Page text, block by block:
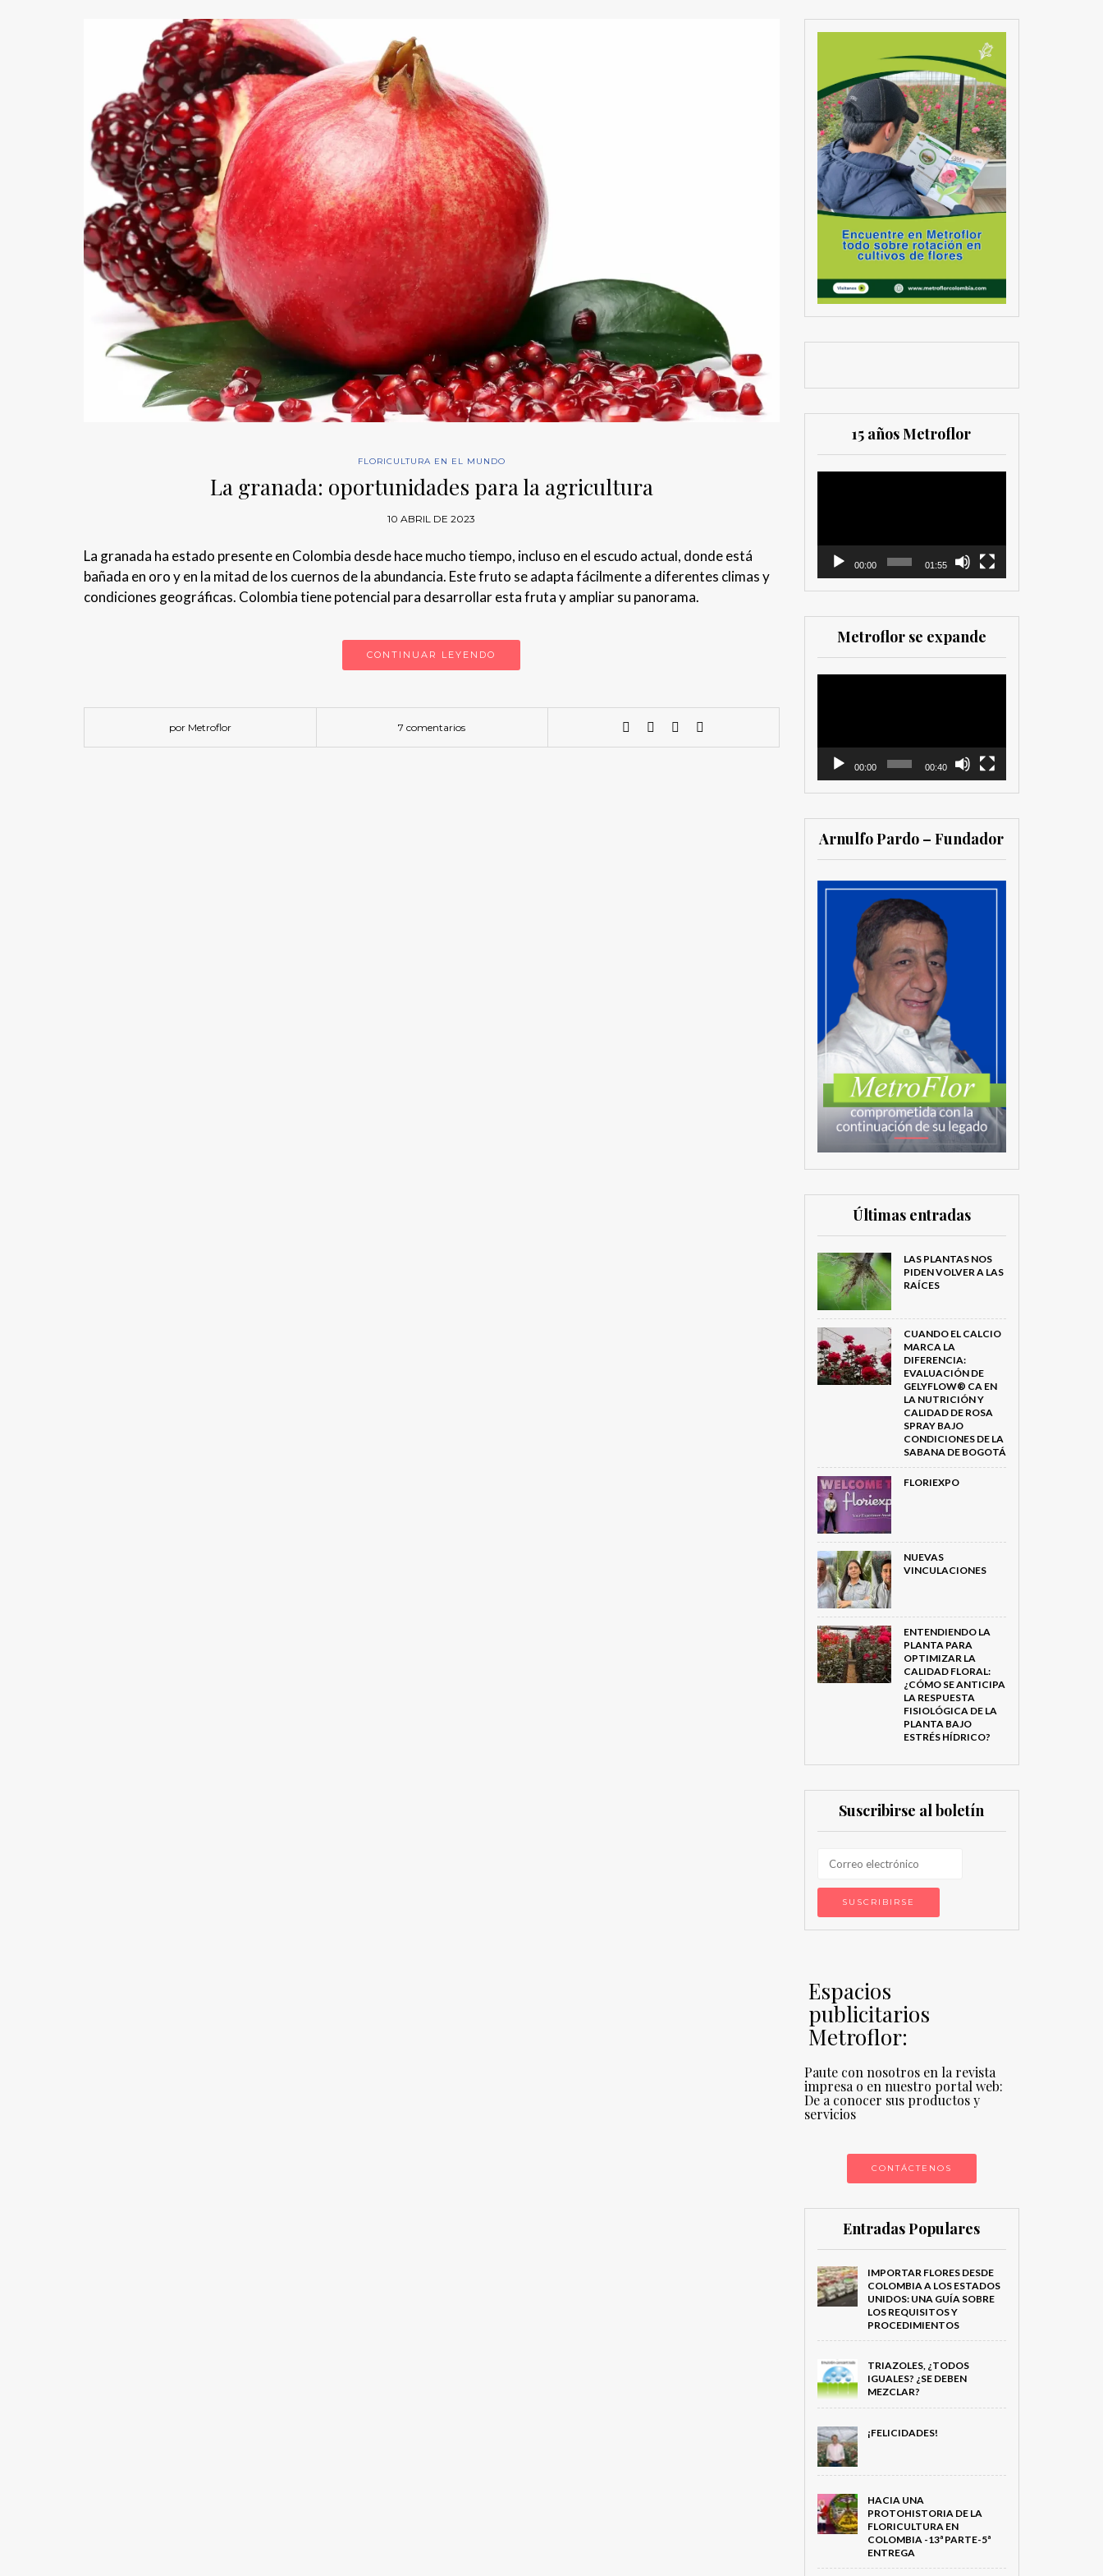
FLORICULTURA EN EL MUNDO
La granada: oportunidades para la agricultura
10 ABRIL DE 2023
La granada ha estado presente en Colombia desde hace mucho tiempo, incluso en el escudo actual, donde está
bañada en oro y en la mitad de los cuernos de la abundancia. Este fruto se adapta fácilmente a diferentes climas y
condiciones geográficas. Colombia tiene potencial para desarrollar esta fruta y ampliar su panorama.
CONTINUAR LEYENDO
por Metroflor 7 comentarios
15 años Metroflor
00:00 01:55
Metroflor se expande
00:00 00:40
Arnulfo Pardo – Fundador
Últimas entradas
LAS PLANTAS NOS
PIDEN VOLVER A LAS
RAÍCES
CUANDO EL CALCIO
MARCA LA
DIFERENCIA:
EVALUACIÓN DE
GELYFLOW® CA EN
LA NUTRICIÓN Y
CALIDAD DE ROSA
SPRAY BAJO
CONDICIONES DE LA
SABANA DE BOGOTÁ
FLORIEXPO
NUEVAS
VINCULACIONES
ENTENDIENDO LA
PLANTA PARA
OPTIMIZAR LA
CALIDAD FLORAL:
¿CÓMO SE ANTICIPA
LA RESPUESTA
FISIOLÓGICA DE LA
PLANTA BAJO
ESTRÉS HÍDRICO?
Suscribirse al boletín
Espacios
publicitarios
Metroflor:
Paute con nosotros en la revista
impresa o en nuestro portal web:
De a conocer sus productos y
servicios
CONTÁCTENOS
Entradas Populares
IMPORTAR FLORES DESDE
COLOMBIA A LOS ESTADOS
UNIDOS: UNA GUÍA SOBRE
LOS REQUISITOS Y
PROCEDIMIENTOS
TRIAZOLES, ¿TODOS
IGUALES? ¿SE DEBEN
MEZCLAR?
¡FELICIDADES!
HACIA UNA
PROTOHISTORIA DE LA
FLORICULTURA EN
COLOMBIA -13ª PARTE-5ª
ENTREGA